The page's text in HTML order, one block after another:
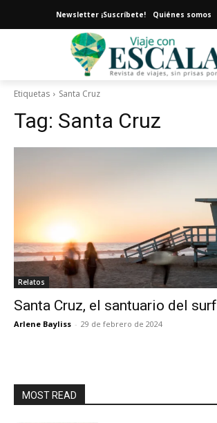
Newsletter ¡Suscríbete! Quiénes somos
Etiquetas Santa Cruz
Tag: Santa Cruz
Relatos
Santa Cruz, el santuario del surf
Arlene Bayliss - 29 de febrero de 2024
MOST READ